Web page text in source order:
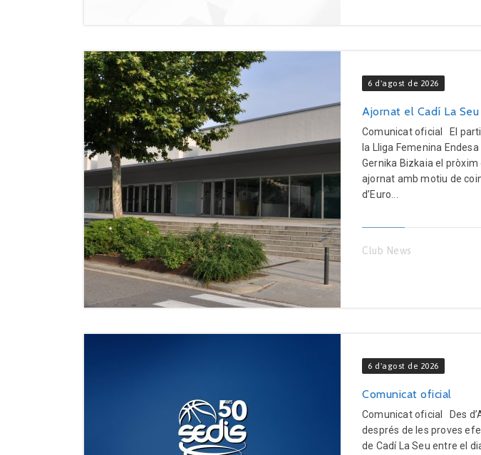
6 d'agost de 2026
Ajornat el Cadí La
Comunicat oficial El
la Lliga Femenina
Gernika Bizkaia el
ajornat amb motiu de
d’Euro...
Club News
6 d'agost de 2026
Comunicat oficial
Comunicat oficial Des
després de les proves
de Cadí La Seu entre el